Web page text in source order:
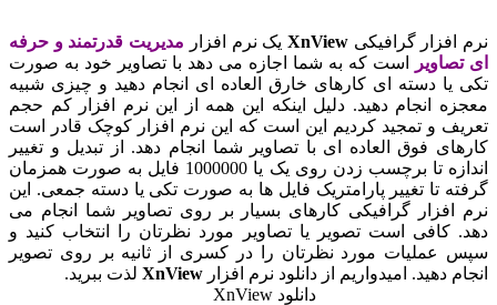
گرافیکیXnViewیک نرم افزار
مدیریت قدرتمند و حرفه
است که به شما اجازه می دهد با تصاویر خود به صورت
دسته ای کارهای خارق العاده ای انجام دهید و چیزی شبیه
انجام دهید. دلیل اینکه این همه از این نرم افزار کم حجم
و تمجید کردیم این است که این نرم افزار کوچک قادر است
فوق العاده ای با تصاویر شما انجام دهد. از تبدیل و تغییر
اندازه تا برچسب زدن روی یک یا 1000000 فایل به صورت همزمان
تا تغییر پارامتریک فایل ها به صورت تکی یا دسته جمعی. این
گرافیکی کارهای بسیار بر روی تصاویر شما انجام می
کافی است تصویر یا تصاویر مورد نظرتان را انتخاب کنید و
عملیات مورد نظرتان را در کسری از ثانیه بر روی تصویر
دهید. امیدواریم از دانلود نرم افزار XnViewلذت ببرید.
دانلود XnView